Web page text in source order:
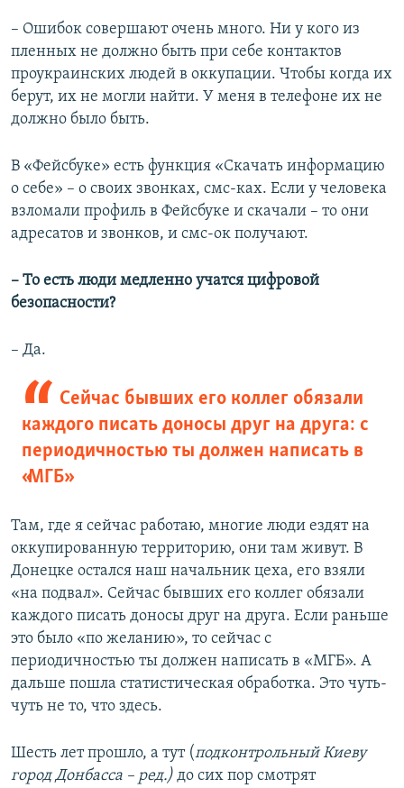
– Ошибок совершают очень много. Ни у кого из
пленных не должно быть при себе контактов
проукраинских людей в оккупации. Чтобы когда их
берут, их не могли найти. У меня в телефоне их не
должно было быть.
В «Фейсбуке» есть функция «Скачать информацию
о себе» – о своих звонках, смс-ках. Если у человека
взломали профиль в Фейсбуке и скачали – то они
адресатов и звонков, и смс-ок получают.
– То есть люди медленно учатся цифровой
безопасности?
– Да.
Сейчас бывших его коллег обязали
каждого писать доносы друг на друга: с
периодичностью ты должен написать в
«МГБ»
Там, где я сейчас работаю, многие люди ездят на
оккупированную территорию, они там живут. В
Донецке остался наш начальник цеха, его взяли
«на подвал». Сейчас бывших его коллег обязали
каждого писать доносы друг на друга. Если раньше
это было «по желанию», то сейчас с
периодичностью ты должен написать в «МГБ». А
дальше пошла статистическая обработка. Это чуть-
чуть не то, что здесь.
Шесть лет прошло, а тут (подконтрольный Киеву
город Донбасса – ред.) до сих пор смотрят